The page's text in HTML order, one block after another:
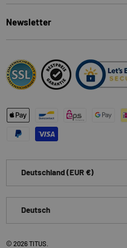
Newsletter
Zahlungsmethoden
Deutschland (EUR €)
Deutsch
© 2026TITUS